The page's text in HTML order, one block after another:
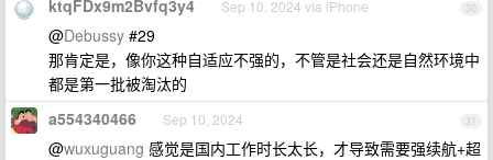
30
ktqFDx9m2Bvfq3y4 Sep 10, 2024 via iPhone
@Debussy #29
那肯定是，像你这种自适应不强的，不管是社会还是自然环境中
都是第一批被淘汰的
31
a554340466 Sep 10, 2024
@wuxuguang 感觉是国内工作时长太长，才导致需要强续航+超